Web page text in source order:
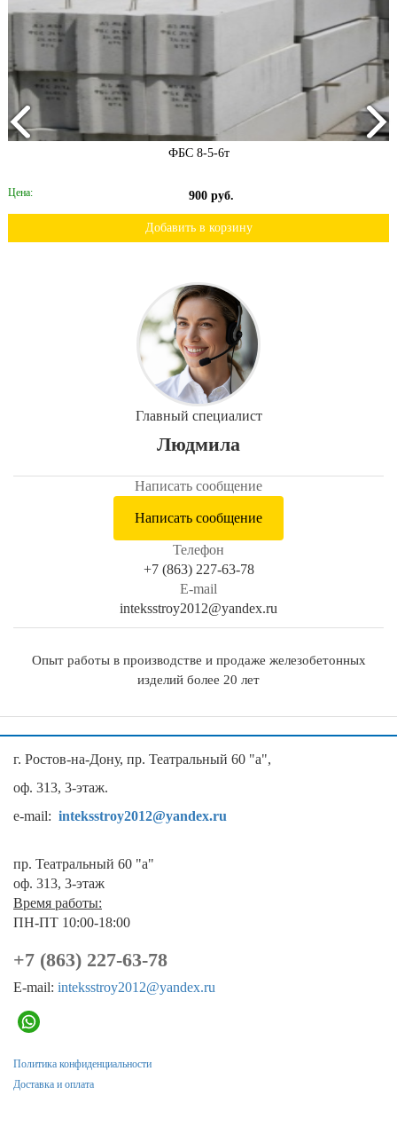
ФБС 8-5-6т
Цена: 900 руб.
Добавить в корзину
Главный специалист
Людмила
Написать сообщение
Написать сообщение
Телефон
+7 (863) 227-63-78
E-mail
inteksstroy2012@yandex.ru
Опыт работы в производстве и продаже железобетонных
изделий более 20 лет
г. Ростов-на-Дону, пр. Театральный 60 "а",
оф. 313, 3-этаж.
e-mail: inteksstroy2012@yandex.ru
пр. Театральный 60 "а"
оф. 313, 3-этаж
Время работы:
ПН-ПТ 10:00-18:00
+7 (863) 227-63-78
E-mail: inteksstroy2012@yandex.ru
Политика конфиденциальности
Доставка и оплата